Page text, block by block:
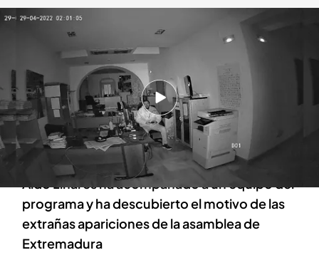
Cuarto milenio, con Iker Jiménez
Cuarto Milenio
30 MAY 2022 - 00:05h.
Iker Jiménez, fascinado: “Esta investigación
quedará para siempre, para los ciudadanos de
Mérida y para los amantes del misterio”
Aldo Linares ha acompañado a un equipo del
programa y ha descubierto el motivo de las
extrañas apariciones de la asamblea de
Extremadura